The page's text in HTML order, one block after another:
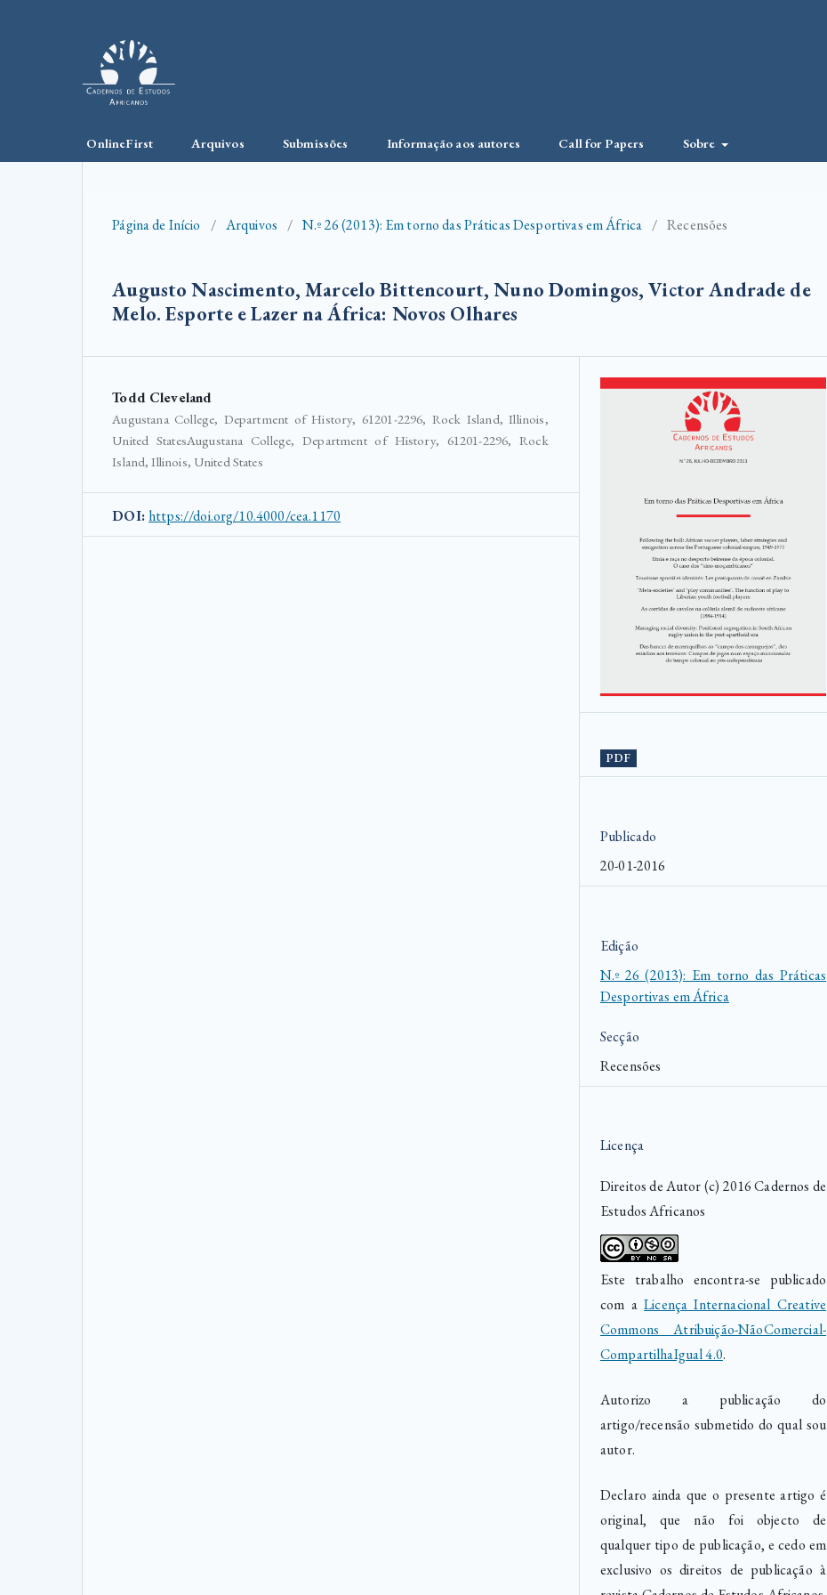
OnlineFirst Arquivos Submissões Informação aos autores Call for Papers Sobre
Página de Início / Arquivos / N.º 26 (2013): Em torno das Práticas Desportivas em África / Recensões
Augusto Nascimento, Marcelo Bittencourt, Nuno Domingos, Victor Andrade de
Melo. Esporte e Lazer na África: Novos Olhares
Todd Cleveland
Augustana College, Department of History, 61201-2296, Rock Island, Illinois,
United StatesAugustana College, Department of History, 61201-2296, Rock
Island, Illinois, United States
DOI: https://doi.org/10.4000/cea.1170
PDF
Publicado
20-01-2016
Edição
N.º 26 (2013): Em torno das Práticas
Desportivas em África
Secção
Recensões
Licença
Direitos de Autor (c) 2016 Cadernos de
Estudos Africanos
Este trabalho encontra-se publicado
com aLicença Internacional Creative
Commons Atribuição-NãoComercial-
CompartilhaIgual 4.0.
Autorizo a publicação do
artigo/recensão submetido do qual sou
autor.
Declaro ainda que o presente artigo é
original, que não foi objecto de
qualquer tipo de publicação, e cedo em
exclusivo os direitos de publicação à